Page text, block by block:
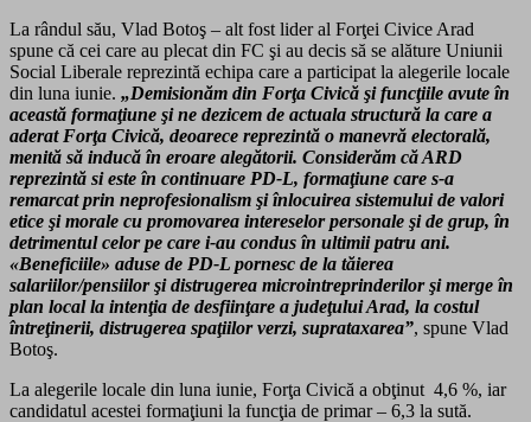
La rândul său, Vlad Botoş – alt fost lider al Forţei Civice Arad
spune că cei care au plecat din FC şi au decis să se alăture Uniunii
Social Liberale reprezintă echipa care a participat la alegerile locale
din luna iunie. „Demisionăm din Forţa Civică şi funcţiile avute în
această formaţiune şi ne dezicem de actuala structură la care a
aderat Forţa Civică, deoarece reprezintă o manevră electorală,
menită să inducă în eroare alegătorii. Considerăm că ARD
reprezintă si este în continuare PD-L, formaţiune care s-a
remarcat prin neprofesionalism şi înlocuirea sistemului de valori
etice şi morale cu promovarea intereselor personale şi de grup, în
detrimentul celor pe care i-au condus în ultimii patru ani.
«Beneficiile» aduse de PD-L pornesc de la tăierea
salariilor/pensiilor şi distrugerea microintreprinderilor şi merge în
plan local la intenţia de desfiinţare a judeţului Arad, la costul
întreţinerii, distrugerea spaţiilor verzi, suprataxarea”, spune Vlad
Botoş.
La alegerile locale din luna iunie, Forţa Civică a obţinut 4,6 %, iar
candidatul acestei formaţiuni la funcţia de primar – 6,3 la sută.